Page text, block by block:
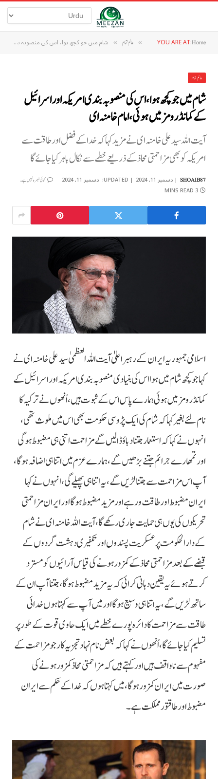
YOU ARE AT:Home
» عالم تمام » شام میں جو کچھ ہوا، اس کی منصوبہ بندی امریکہ اور اسرائیل کے کمانڈ رومز میں ہوئی، امام خامنہ ای
عالم تمام
شام میں جو کچھ ہوا، اس کی منصوبہ بندی امریکہ اور اسرائیل
کے کمانڈ رومز میں ہوئی، امام خامنہ ای
آیت اللہ سید علی خامنہ ای نے مزید کہا کہ خدا کے فضل اور طاقت سے
امریکہ کو بھی مزاحمتی محاذ کے ذریعے خطے سے نکال باہر کیا جائے گا
SHOAIB87 دسمبر 11, 2024 UPDATED: دسمبر 11, 2024 کوئی تبصرہ نہیں ہے۔
3 MINS READ
اسلامی جمہوریہ ایران کے رہبر اعلیٰ آیت اللہ العظمیٰ سید علی خامنہ ای نے
کہا جو کچھ شام میں ہوا اس کی بنیادی منصوبہ بندی امریکہ اور اسرائیل کے
کمانڈ رومز میں ہوئی ہمارے پاس اس کے ثبوت ہیں، اُنھوں نے ترکیہ کا
نام لئے بغیر کہا کہ شام کی ایک پڑوسی حکومت بھی اس میں ملوث تھی،
انہوں نے کہا کہ استعمار جتنا دباؤ ڈالیں گے مزاحمت اتنی ہی مضبوط ہو گی
اور تمھارے جرائم جتنے بڑھیں گے، ہمارے عزم میں اتنا ہی اضافہ ہوگا،
آپ اس مزاحمت سے جتنا لڑیں گے، یہ اتنا ہی پھیلے گی، انہوں نے کہا
ایران مضبوط اور طاقت ور ہے اور مزید مضبوط ہوگا اور ایران مزاحمتی
تحریکوں کی یوں ہی حمایت جاری رکھے گا، آیت اللہ خامنہ ای نے شام
کے دارالحکومت پر عسکریت پسندوں اور تکفیری دہشت گردوں کے
قبضے کے بعد مزاحمتی محاذ کے کمزور ہونے کی قیاس آرائیوں کو مسترد
کرتے ہوئے یہ یقین دہانی کرائی کہ یہ مزید مضبوط ہوگا، جتنا آپ ان کے
ساتھ لڑیں گے، یہ اتنا ہی وسیع ہوگا اور میں آپ سے کہتا ہوں خدائی
طاقت سے مزاحمت کا دائرہ پورے خطے میں ایک حاوی قوت کے طور پر
تسلیم کیا جائے گا، اُنھوں نے کہا کہ بعض نام نہاد تجزیہ کار جو مزاحمت کے
مفہوم سے ناواقف ہیں اور کہتے ہیں کہ مزاحمتی محاذ کمزور ہونے کی
صورت میں ایران کمزور ہوگا، میں کہتا ہوں کہ خدا کے حکم سے ایران
مضبوط اور طاقتور مملکت ہے۔